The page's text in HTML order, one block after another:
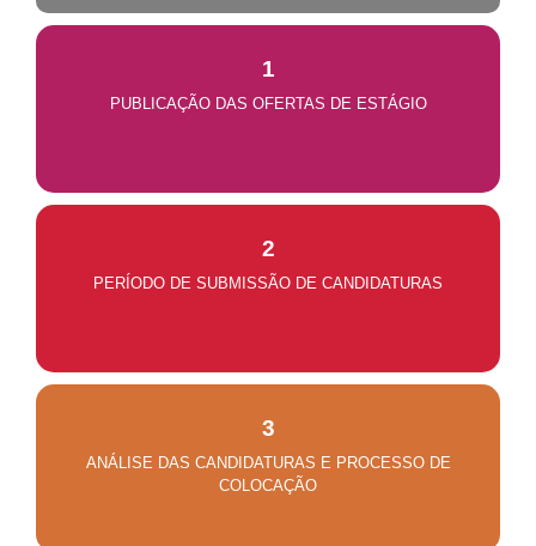
1
PUBLICAÇÃO DAS OFERTAS DE ESTÁGIO
2
PERÍODO DE SUBMISSÃO DE CANDIDATURAS
3
ANÁLISE DAS CANDIDATURAS E PROCESSO DE
COLOCAÇÃO